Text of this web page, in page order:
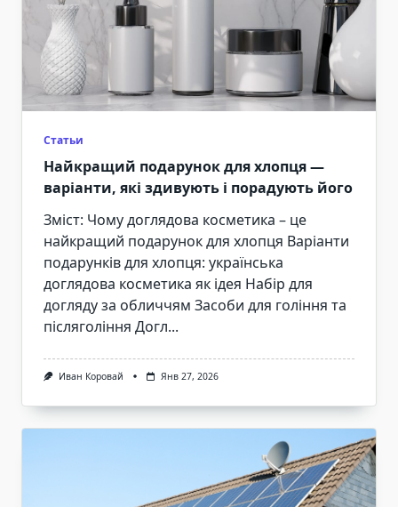
Статьи
Найкращий подарунок для хлопця —
варіанти, які здивують і порадують його
Зміст: Чому доглядова косметика – це
найкращий подарунок для хлопця Варіанти
подарунків для хлопця: українська
доглядова косметика як ідея Набір для
догляду за обличчям Засоби для гоління та
післягоління Догл...
Иван Коровай Янв 27, 2026